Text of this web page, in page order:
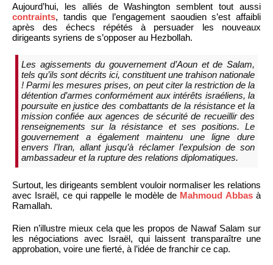
Aujourd’hui, les alliés de Washington semblent tout aussi
contraints, tandis que l’engagement saoudien s’est affaibli
après des échecs répétés à persuader les nouveaux
dirigeants syriens de s’opposer au Hezbollah.
Les agissements du gouvernement d’Aoun et de Salam,
tels qu’ils sont décrits ici, constituent une trahison nationale
! Parmi les mesures prises, on peut citer la restriction de la
détention d’armes conformément aux intérêts israéliens, la
poursuite en justice des combattants de la résistance et la
mission confiée aux agences de sécurité de recueillir des
renseignements sur la résistance et ses positions. Le
gouvernement a également maintenu une ligne dure
envers l’Iran, allant jusqu’à réclamer l’expulsion de son
ambassadeur et la rupture des relations diplomatiques.
Surtout, les dirigeants semblent vouloir normaliser les relations
avec Israël, ce qui rappelle le modèle de Mahmoud Abbasà
Ramallah.
Rien n’illustre mieux cela que les propos de Nawaf Salam sur
les négociations avec Israël, qui laissent transparaître une
approbation, voire une fierté, à l’idée de franchir ce cap.